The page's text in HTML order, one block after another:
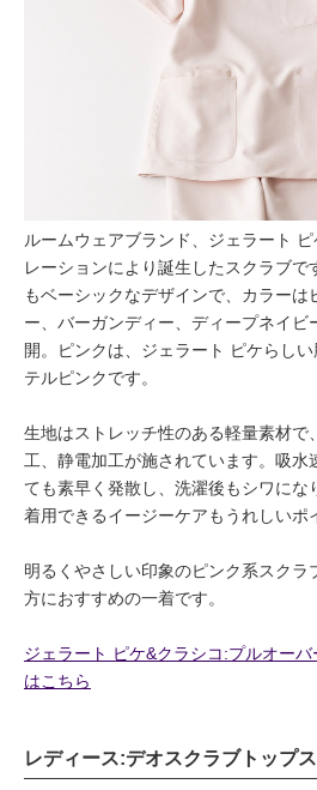
ルームウェアブランド、ジェラート
レーションにより誕生したスクラブ
もベーシックなデザインで、カラーは
ー、バーガンディー、ディープネイビ
開。ピンクは、ジェラート ピケらし
テルピンクです。
生地はストレッチ性のある軽量素材で
工、静電加工が施されています。吸水
ても素早く発散し、洗濯後もシワにな
着用できるイージーケアもうれしいポ
明るくやさしい印象のピンク系スクラ
方におすすめの一着です。
ジェラート ピケ&クラシコ:プルオー
はこちら
レディース:デオスクラブトップ